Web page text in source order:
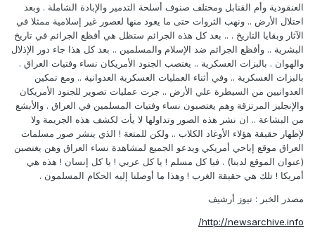
العنقودية وأم القنابل ومختلف صنوف أسلحة التدمير والإبادة الشاملة . وبعد
احتلال الأرض .. ونهب الثروات حتى ما يعود منها لعصور غير إسلامية ممثلا في
الآثار وبقايا التاريخ . .. بعد كل هذه الجرائم ستظل هي أفظع الجرائم في تاريخ
البشرية .. وأفظع الجرائم ضد الإسلام والمسلمين .. بعد كل هذا جاء دور الإذلال
والهوان . بالبزات العسكرية .. يغتصب الجنود الأمريكان نساء وفتيات العراق .
بالبزات العسكرية .. وفي أثناء العمليات العسكرية العدوانية .. ومع تمكين
العدوانيين من السيطرة علي الأرض .. جرت عمليات تصوير للجنود الأمريكان
والإنجليز المرتزقة وهم يغتصبون نساء وفتيات المسلمين في العراق . والأبشع
من البشاعة .. ان نشر هذه الصور وتداولها لا يأت لكشف هذه الجريمة ولا
لإظهار حقيقة هؤلاء الأوغاد الكلاب .. ولكن للمتعة ! الذي ينشر صور مسلمات
العراق موقع إباحي أمريكي ويدعو الجميع لمشاهدة نساء العراق وهن يغتصبن
(عنوان الموقع لدينا) . فيا كل مسلم ! يا كل عربي ! يا كل إنسان ! هذه هي
أمريكا ! تلك هي حقيقة الغرب ! وهذا ما أوصلنا إليه الحكام المسلمون .
مصدر الخبر : نيوز أرشيف
http://newsarchive.info/